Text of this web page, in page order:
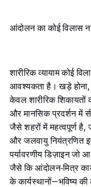
आंदोलन का कोई विलास
शारीरिक व्यायाम कोई
आवश्यकता है। खड़े होना,
केवल शारीरिक शिकायतों
और मानसिक प्रदर्शन में
जैसे शहरों में महत्वपूर्ण है,
और जलवायु नियंत्रणित
पर्यावरणीय डिज़ाइन
जैसे कि आंदोलन-मित्र
के कार्यस्थानों—भविष्य